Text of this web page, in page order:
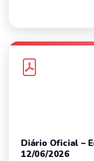
Diário Oficial –
12/06/2026